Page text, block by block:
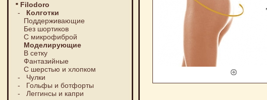
Filodoro
- Колготки
Поддерживающие
Без шортиков
С микрофиброй
Моделирующие
В сетку
Фантазийные
С шерстью и хлопком
- Чулки
- Гольфы и ботфорты
- Леггинсы и капри